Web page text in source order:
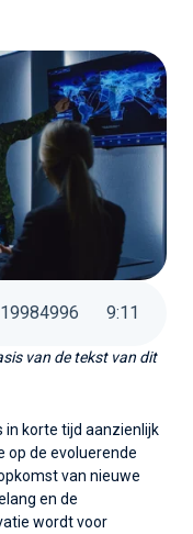
9:11
van de tekst van dit
in korte tijd aanzienlijk
op de evoluerende
van nieuwe
en de
wordt voor